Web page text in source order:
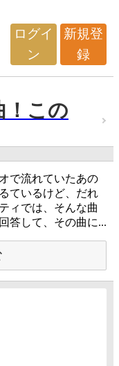
ログイ
ン
新規登
録
！この
で流れていたあの
ているけど、だれ
ィでは、そんな曲
答して、その曲に...